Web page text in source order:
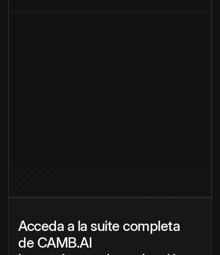
Acceda a la suite completa
de CAMB.AI